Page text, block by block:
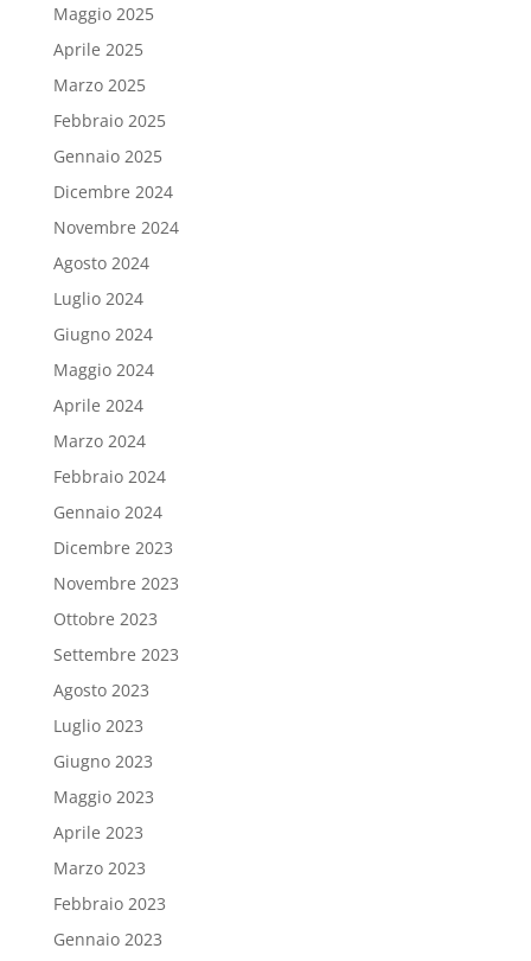
Maggio 2025
Aprile 2025
Marzo 2025
Febbraio 2025
Gennaio 2025
Dicembre 2024
Novembre 2024
Agosto 2024
Luglio 2024
Giugno 2024
Maggio 2024
Aprile 2024
Marzo 2024
Febbraio 2024
Gennaio 2024
Dicembre 2023
Novembre 2023
Ottobre 2023
Settembre 2023
Agosto 2023
Luglio 2023
Giugno 2023
Maggio 2023
Aprile 2023
Marzo 2023
Febbraio 2023
Gennaio 2023